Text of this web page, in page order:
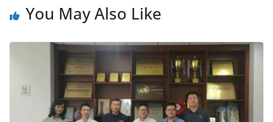
You May Also Like